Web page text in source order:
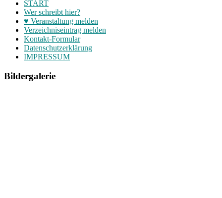
START
Wer schreibt hier?
♥ Veranstaltung melden
Verzeichniseintrag melden
Kontakt-Formular
Datenschutzerklärung
IMPRESSUM
Bildergalerie